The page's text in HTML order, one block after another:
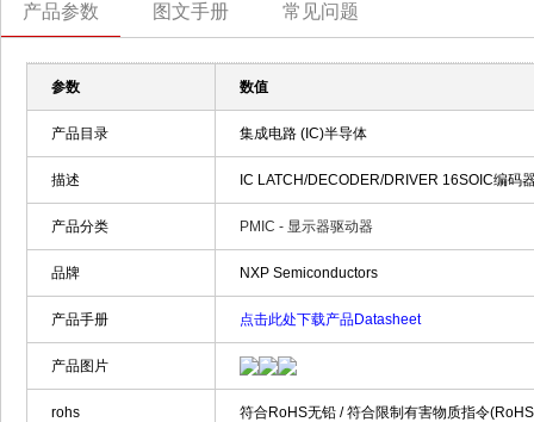
产品参数 图文手册 常见问题
参数 数值
产品目录 集成电路 (IC)半导体
描述 IC LATCH/DECODER/DRIVER 16SOIC编码
产品分类 PMIC - 显示器驱动器
品牌 NXP Semiconductors
产品手册 点击此处下载产品Datasheet
产品图片
rohs 符合RoHS无铅 / 符合限制有害物质指令